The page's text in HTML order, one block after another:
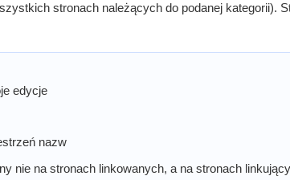
stronach należących do podanej kategorii).
edycje
nazw
nie na stronach linkowanych, a na stronach